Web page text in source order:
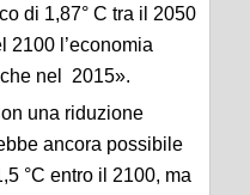
di 1,87° C tra il 2050
2100 l’economia
nel 2015».
una riduzione
ancora possibile
°C entro il 2100, ma